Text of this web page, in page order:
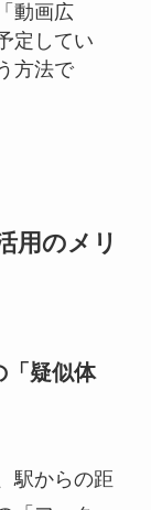
動画広
定してい
方法で
用のメリ
「疑似体
駅からの距